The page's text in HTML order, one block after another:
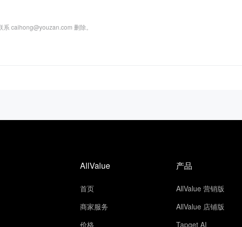
caihong@youzan.com 删除。
AllValue
首页
商家服务
价格
产品
AllValue 营销版
AllValue 店铺版
Tapget AI